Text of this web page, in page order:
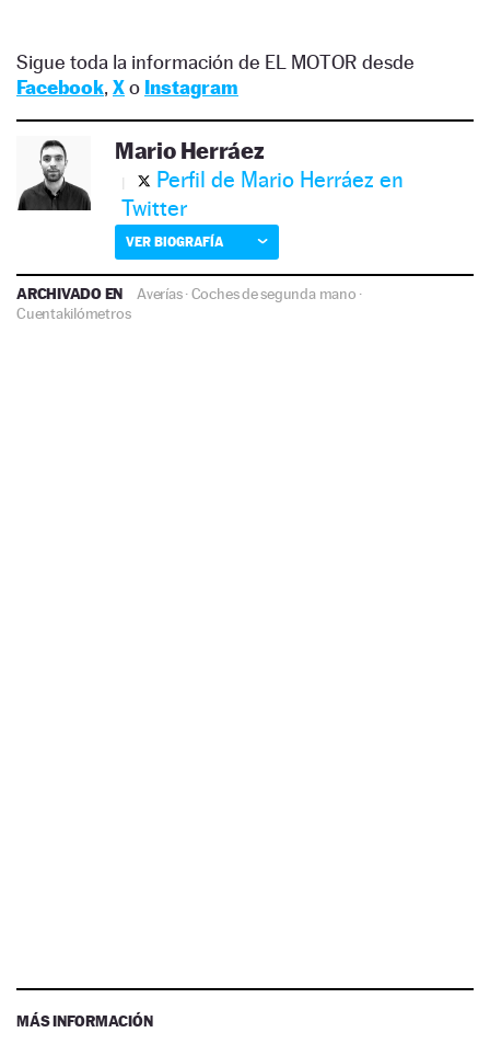
Sigue toda la información de EL MOTOR desde
Facebook, Xo Instagram
Mario Herráez
Perfil de Mario Herráez en
Twitter
VER BIOGRAFÍA
ARCHIVADO EN Averías·Coches de segunda mano ·
Cuentakilómetros
MÁS INFORMACIÓN